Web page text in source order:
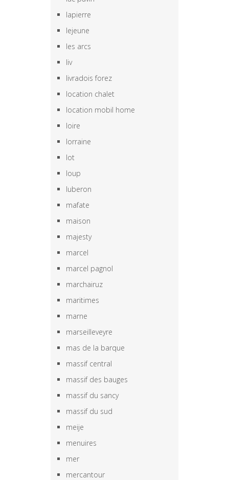
lapierre
lejeune
les arcs
liv
livradois forez
location chalet
location mobil home
loire
lorraine
lot
loup
luberon
mafate
maison
majesty
marcel
marcel pagnol
marchairuz
maritimes
marne
marseilleveyre
mas de la barque
massif central
massif des bauges
massif du sancy
massif du sud
meije
menuires
mer
mercantour